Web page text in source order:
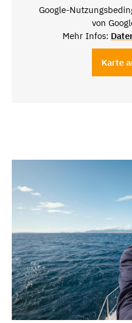
Google-
von
Mehr Infos:
Karte